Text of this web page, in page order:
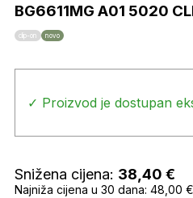
BG6611MG A01 5020
clip-on novo
✓ Proizvod je dostupan
Snižena cijena: 38,40 €
Najniža cijena u 30 dana: 48,00 €